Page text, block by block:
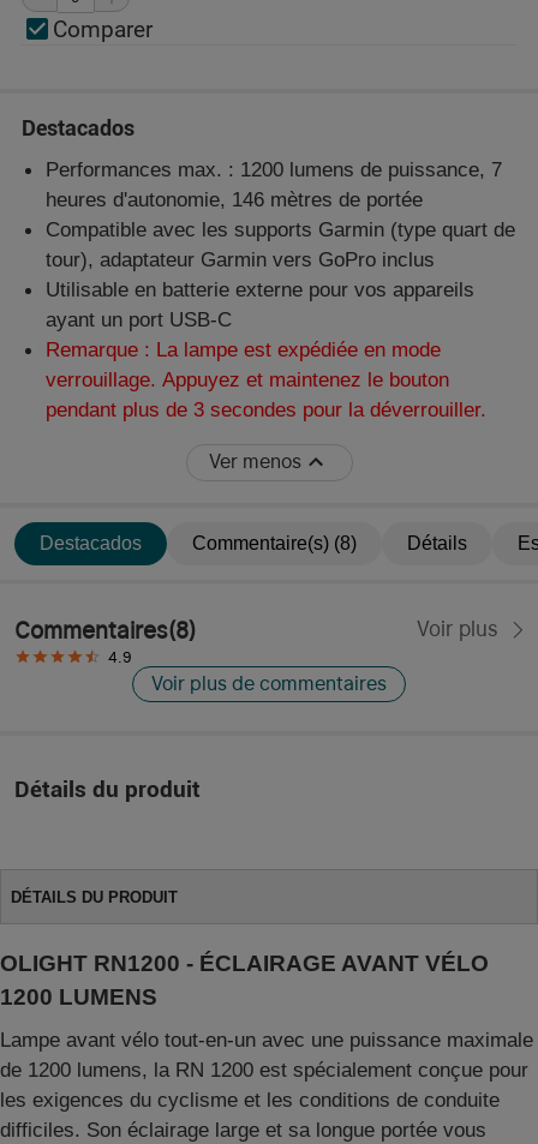
Comparer
Destacados
Performances max. : 1200 lumens de puissance, 7
heures d'autonomie, 146 mètres de portée
Compatible avec les supports Garmin (type quart de
tour), adaptateur Garmin vers GoPro inclus
Utilisable en batterie externe pour vos appareils
ayant un port USB-C
Remarque : La lampe est expédiée en mode
verrouillage. Appuyez et maintenez le bouton
pendant plus de 3 secondes pour la déverrouiller.
Ver menos
Destacados Commentaire(s) (8) Détails
Commentaires(8) Voir plus
4.9
Voir plus de commentaires
Détails du produit
DÉTAILS DU PRODUIT
OLIGHT RN1200 - ÉCLAIRAGE AVANT VÉLO
1200 LUMENS
Lampe avant vélo tout-en-un avec une puissance maximale
de 1200 lumens, la RN 1200 est spécialement conçue pour
les exigences du cyclisme et les conditions de conduite
difficiles. Son éclairage large et sa longue portée vous